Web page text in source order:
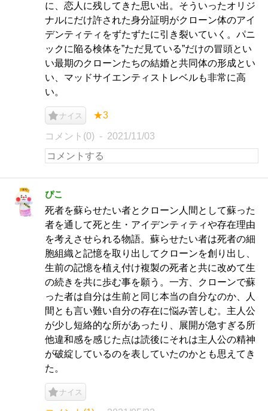
に、恋人に残してきた思い出。そういったオリジ
ナルにだけ許された身分証明がクローン体のアイ
デンティティをずたずたに引き裂いていく。パニ
ックに陥る検体を”ただ見ている”だけの冒頭とい
い最期のクローンたちの結婚と共同体の形成とい
い、マッドサイエンティストレベルも非常に高
い。
ナイス ★3
コメント(0) 2021/11/03
ぴこ
死者を蘇らせたい者とクローン人間として蘇った
者を通して死と生・アイデンティティや存在理由
を考えさせられる物語。蘇らせたい者は死者の細
胞組織と記憶を取り出してクローンを創り出し、
生前の記憶を植え付け複製の死者と共に改めて生
の続きを共に歩む事を願う。一方、クローンで蘇
った者は自分は生前と同じ本当の自分なのか、人
間とも言い難い自分の存在に悩み苦しむ。主人公
が少し短絡的な所があったり、展開が急すぎる所
他違和感を感じた点は読後にそれは主人公の精神
が破綻しているのを表していたのかとも思えてき
た。
ナイス